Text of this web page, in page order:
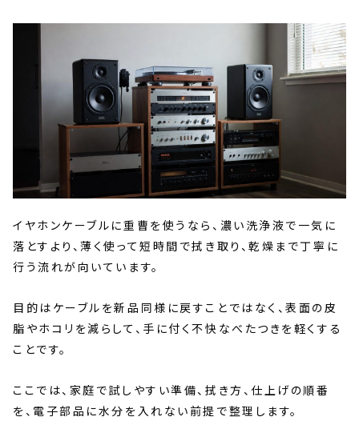
イヤホンケーブルに重曹を使うなら、濃い洗浄液で一気に
落とすより、薄く使って短時間で拭き取り、乾燥まで丁寧に
行う流れが向いています。
目的はケーブルを新品同様に戻すことではなく、表面の皮
脂やホコリを減らして、手に付く不快なべたつきを軽くする
ことです。
ここでは、家庭で試しやすい準備、拭き方、仕上げの順番
を、電子部品に水分を入れない前提で整理します。